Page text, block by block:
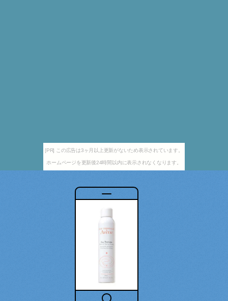
[PR] この広告は3ヶ月以上更新がないため表示されています。
ホームページを更新後24時間以内に表示されなくなります。